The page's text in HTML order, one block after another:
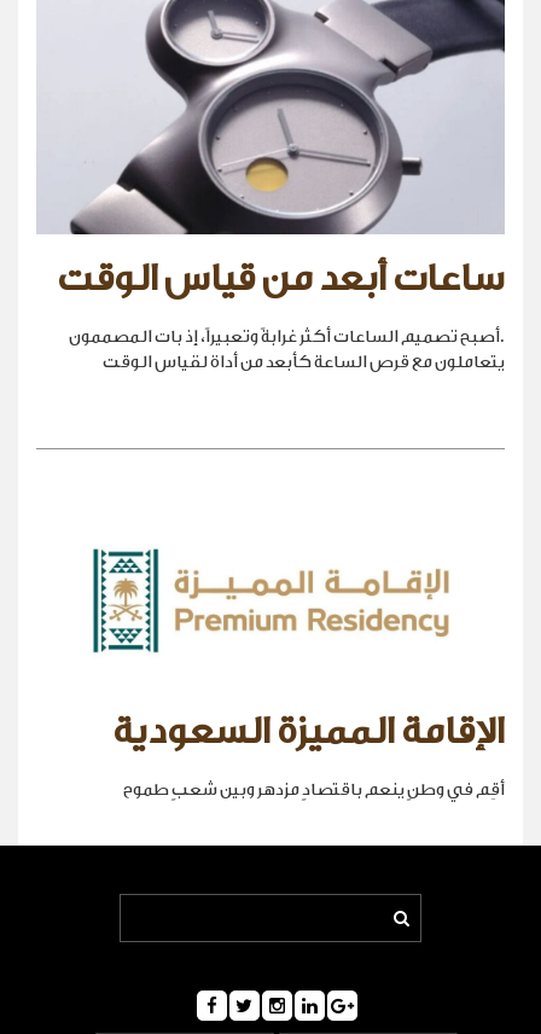
ساعات أبعد من قياس الوقت
.أصبح تصميم الساعات أكثر غرابةً وتعبيراً، إذ بات المصممون
يتعاملون مع قرص الساعة كأبعد من أداة لقياس الوقت
الإقامة المميزة السعودية
أقِم في وطنٍ ينعم باقتصادٍ مزدهر وبين شعبٍ طموح